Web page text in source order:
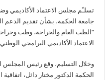
تسلـّم مجلس الاعتماد الأكاديمي
جامعة الحكمة، بشأن تقديم الدعم
“الطب العام والجراحة، وطب
الاعتماد الأكاديمي البرامجي
وخلال التسليم، وقع رئيس المجلس
الحكمة الدكتور مختار دائل،